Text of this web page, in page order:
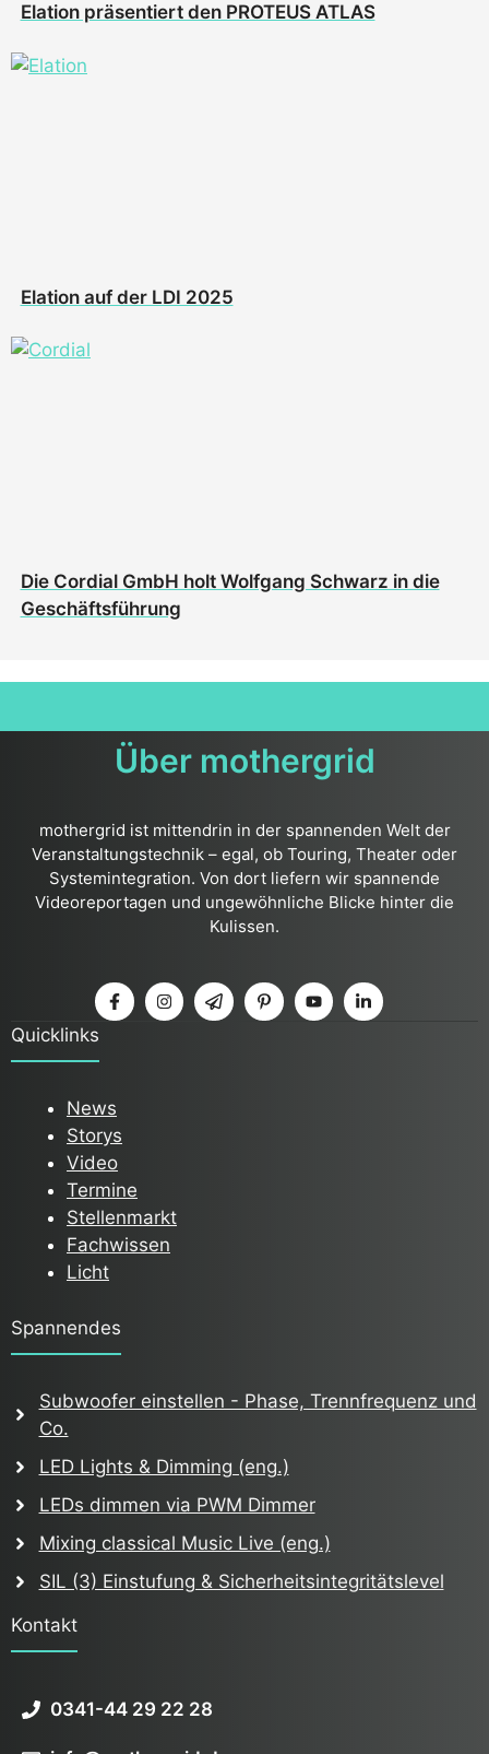
Elation präsentiert den PROTEUS ATLAS
Elation auf der LDI 2025
Die Cordial GmbH holt Wolfgang Schwarz in die
Geschäftsführung
Über mothergrid
mothergrid ist mittendrin in der spannenden Welt der
Veranstaltungstechnik – egal, ob Touring, Theater oder
Systemintegration. Von dort liefern wir spannende
Videoreportagen und ungewöhnliche Blicke hinter die
Kulissen.
Quicklinks
News
Storys
Video
Termine
Stellenmarkt
Fachwissen
Licht
Spannendes
Subwoofer einstellen - Phase, Trennfrequenz und
Co.
LED Lights & Dimming (eng.)
LEDs dimmen via PWM Dimmer
Mixing classical Music Live (eng.)
SIL (3) Einstufung & Sicherheitsintegritätslevel
Kontakt
0341-44 29 22 28